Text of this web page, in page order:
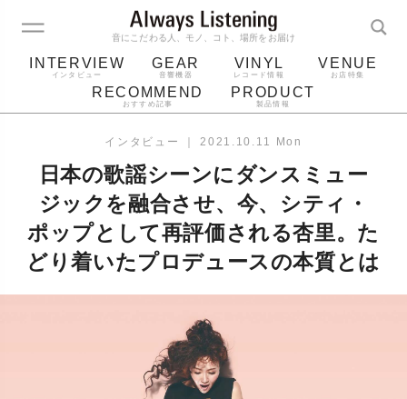
音にこだわる人、モノ、コト、場所をお届け
INTERVIEW
インタビュー
GEAR
音響機器
VINYL
レコード情報
VENUE
お店特集
RECOMMEND
おすすめ記事
PRODUCT
製品情報
ジャケット bluetooth
レコード針
インタビュー ｜ 2021.10.11 Mon
日本の歌謡シーンにダンスミュー
ジックを融合させ、今、シティ・
ポップとして再評価される杏里。た
どり着いたプロデュースの本質とは